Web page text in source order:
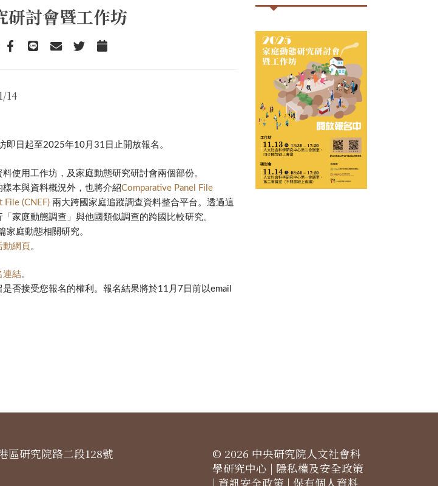
研討會暨工作坊
Facebook TwitterAdd to Calendar
14
即日起至2025年10月31日止開放報名。
使用工作坊，及家庭動態研究研討會兩個部份。
樣本與資料概況外，也將介紹Comparative Panel File
File (CNEF) 兩大跨國家庭追蹤調查資料整合平台。透過這
家庭動態調查」與他國類似調查的跨國比較研究。
庭動態相關研究。
動網頁 。
連結。
否接受您報名的權利。報名結果將於11月7日前以email
區研究院路二段128號
© 2026 中央研究院人文社會科
學研究中心 | 隱私權及安全政策
| 資訊安全政策 | 保有個人資料